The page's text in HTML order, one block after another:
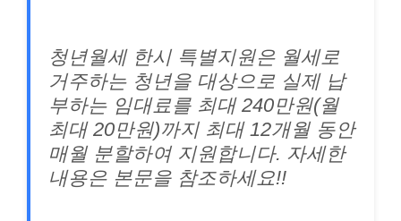
청년월세 한시 특별지원은 월세로
거주하는 청년을 대상으로 실제 납
부하는 임대료를 최대 240만원(월
최대 20만원)까지 최대 12개월 동안
매월 분할하여 지원합니다. 자세한
내용은 본문을 참조하세요!!